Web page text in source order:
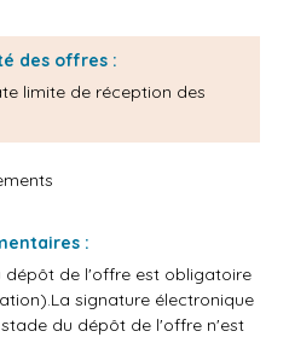
des offres :
limite de réception des
:
dépôt de l'offre est obligatoire
signature électronique
du dépôt de l'offre n'est